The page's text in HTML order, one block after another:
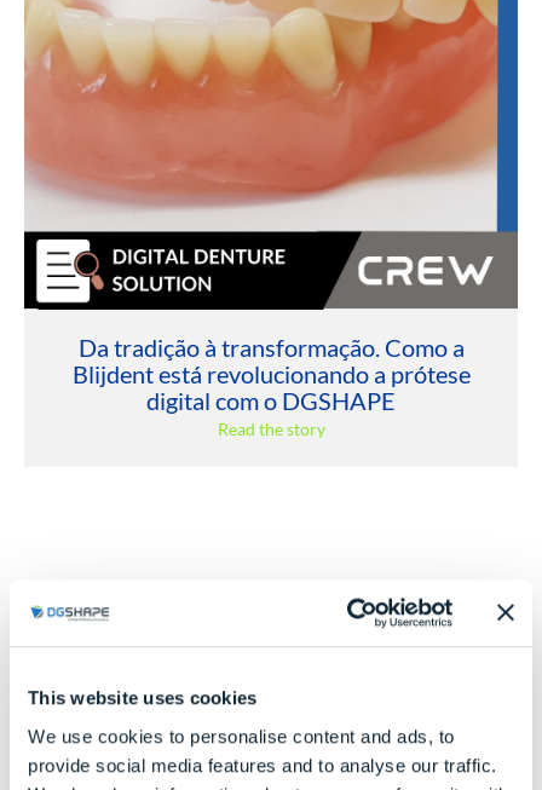
This website uses cookies
We use cookies to personalise content and ads, to
provide social media features and to analyse our traffic.
Da tradição à transformação. Como a
Blijdent está revolucionando a prótese
digital com o DGSHAPE
Read the story
Históriasde clientes